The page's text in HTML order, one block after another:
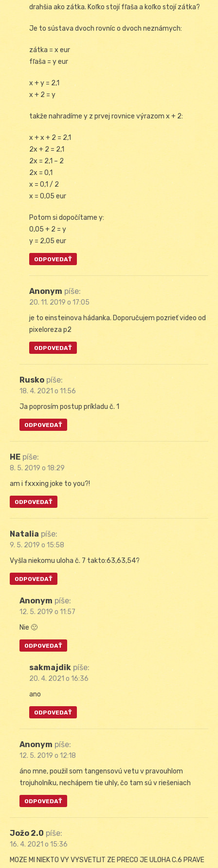
drahšia ako zátka. Koľko stojí fľaša a koľko stojí zátka?
Je to sústava dvoch rovníc o dvoch neznámych:
zátka = x eur
fľaša = y eur
x + y = 2,1
x + 2 = y
takže nahradíme y z prvej rovnice výrazom x + 2:
x + x + 2 = 2,1
2x + 2 = 2,1
2x = 2,1 – 2
2x = 0,1
x = 0,1 / 2
x = 0,05 eur
Potom si dopočítame y:
0,05 + 2 = y
y = 2,05 eur
ODPOVEDAŤ
Anonym píše:
20. 11. 2019 o 17:05
je to einsteinova hádanka. Doporučujem pozrieť video od
pixeloreza p2
ODPOVEDAŤ
Rusko píše:
18. 4. 2021 o 11:56
Ja poprosím postup príkladu č. 1
ODPOVEDAŤ
HE píše:
8. 5. 2019 o 18:29
am i fxxxing joke to you?!
ODPOVEDAŤ
Natalia píše:
9. 5. 2019 o 15:58
Vyšla niekomu uloha č. 7 takto:63,63,54?
ODPOVEDAŤ
Anonym píše:
12. 5. 2019 o 11:57
Nie 🙁
ODPOVEDAŤ
sakmajdik píše:
20. 4. 2021 o 16:36
ano
ODPOVEDAŤ
Anonym píše:
12. 5. 2019 o 12:18
áno mne, použil som tangensovú vetu v pravouhlom
trojuholníku, nechápem tie uhly, čo tam sú v riešeniach
ODPOVEDAŤ
Jožo 2.0 píše:
16. 4. 2021 o 15:36
MOZE MI NIEKTO VY VYSVETLIT ZE PRECO JE ULOHA C.6 PRAVE